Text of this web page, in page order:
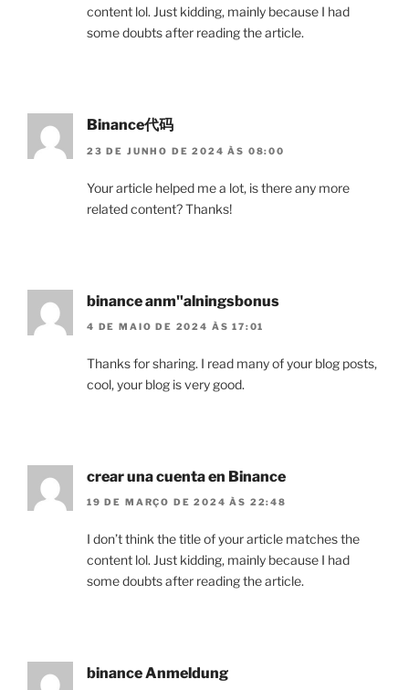
content lol. Just kidding, mainly because I had
some doubts after reading the article.
Binance代码
23 DE JUNHO DE 2024 ÀS 08:00
Your article helped me a lot, is there any more
related content? Thanks!
binance anm"alningsbonus
4 DE MAIO DE 2024 ÀS 17:01
Thanks for sharing. I read many of your blog posts,
cool, your blog is very good.
crear una cuenta en Binance
19 DE MARÇO DE 2024 ÀS 22:48
I don’t think the title of your article matches the
content lol. Just kidding, mainly because I had
some doubts after reading the article.
binance Anmeldung